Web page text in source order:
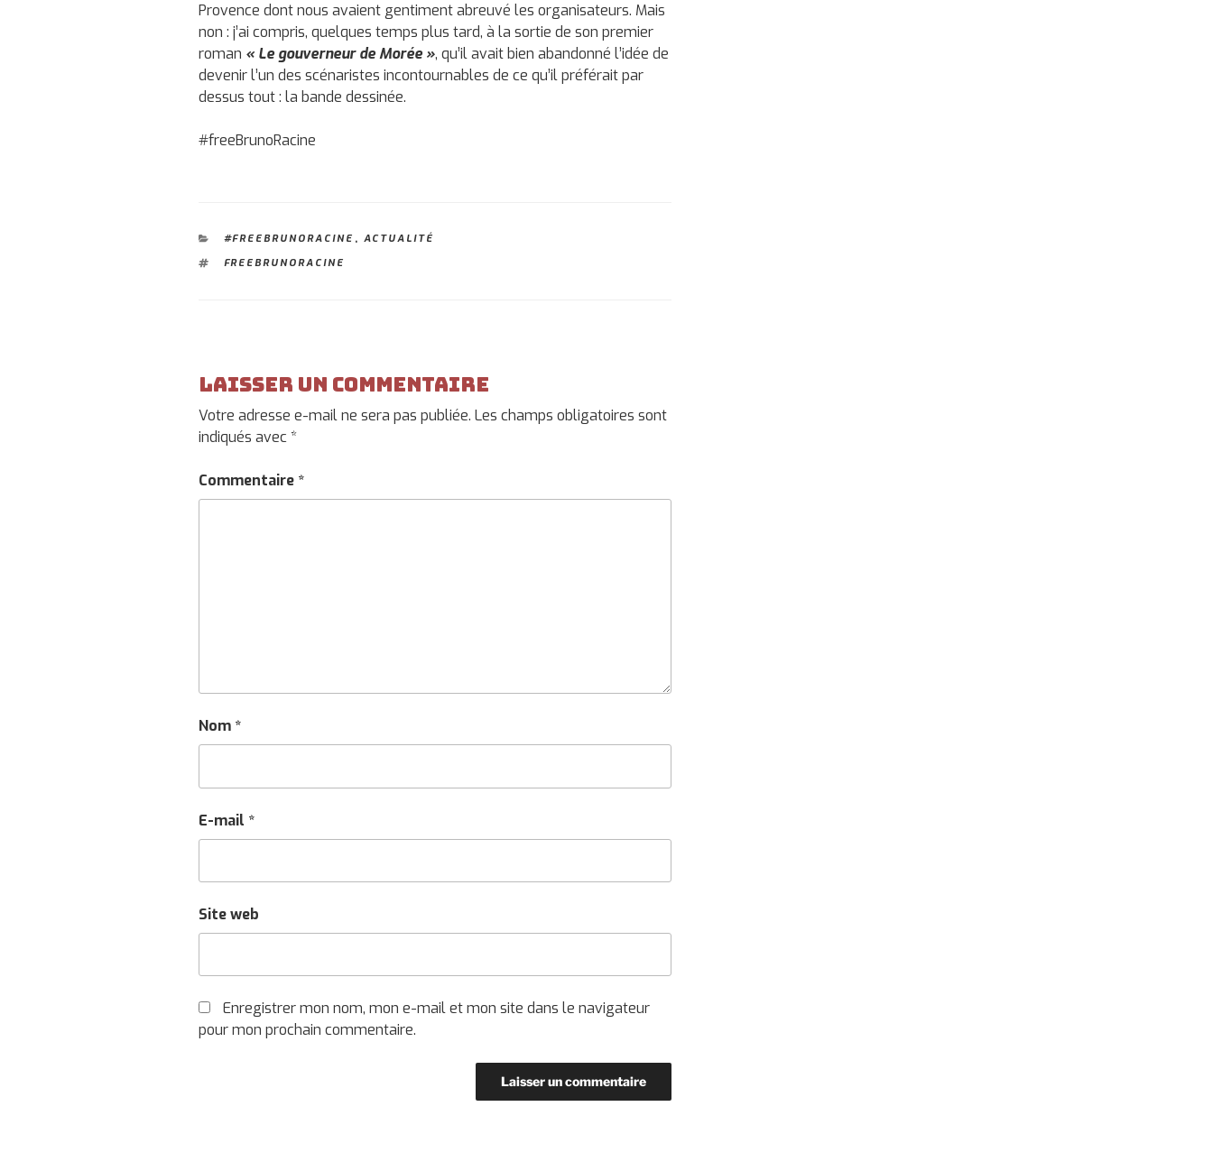
Provence dont nous avaient gentiment abreuvé les organisateurs. Mais
non : j’ai compris, quelques temps plus tard, à la sortie de son premier
roman « Le gouverneur de Morée », qu’il avait bien abandonné l’idée de
devenir l’un des scénaristes incontournables de ce qu’il préférait par
dessus tout : la bande dessinée.
#freeBrunoRacine
CATÉGORIES
#FREEBRUNORACINE , ACTUALITÉ
ÉTIQUETTES
FREEBRUNORACINE
Laisser un commentaire
Votre adresse e-mail ne sera pas publiée. Les champs obligatoires sont
indiqués avec*
Commentaire *
Nom *
E-mail *
Site web
Enregistrer mon nom, mon e-mail et mon site dans le navigateur
pour mon prochain commentaire.